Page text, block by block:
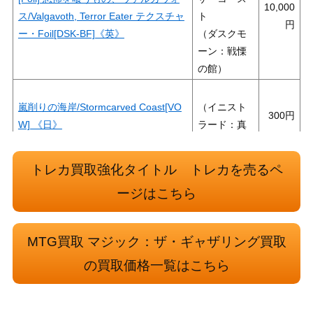
ス/Valgavoth, Terror Eater テクスチャ
ー・Foil[DSK-BF]《英》
ト
（ダスクモ
ーン：戦慄
の館）
10,000
嵐削りの海岸/Stormcarved Coast[VO
W] 《日》
（イニスト
ラード：真
300
高原の狩りの達人/Huntmaster of the
運命のきずな/Nexus of Fate【M19】
（基本セッ
1,300
復活の声/Voice of Resurgence【DG
トレカ買取強化タイトル トレカを売るペ
ージはこちら
MTG買取 マジック：ザ・ギャザリング買取
の買取価格一覧はこちら